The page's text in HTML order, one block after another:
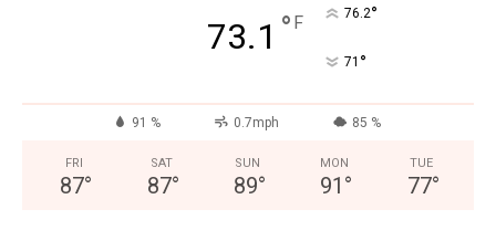
73.1 ° F 76.2°
71 °
91 % 0.7mph 85 %
FRI
87°
SAT
87°
SUN
89°
MON
91 °
TUE
77°